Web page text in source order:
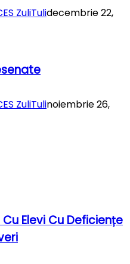
ZuliTulidecembrie 22,
ZuliTulinoiembrie 26,
Elevi Cu Deficiențe